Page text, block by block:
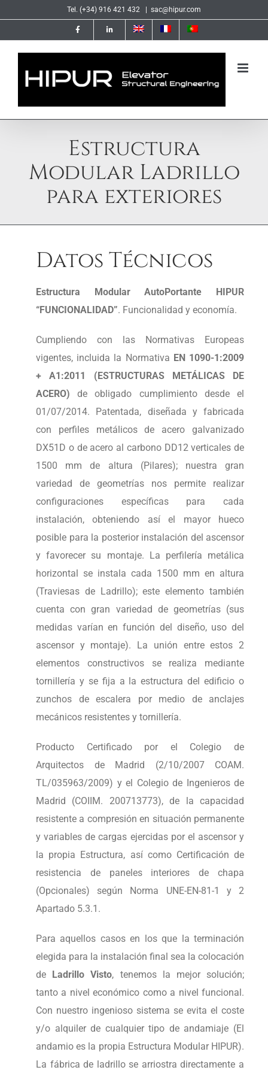
contenido
Tel. (+34) 916 421 432 sac@hipur.com
Estructura
Modular Ladrillo
para exteriores
Datos Técnicos
Estructura Modular AutoPortante HIPUR
“FUNCIONALIDAD”. Funcionalidad y economía.
Cumpliendo con las Normativas Europeas
vigentes, incluida la Normativa EN 1090-1:2009
+ A1:2011 (ESTRUCTURAS METÁLICAS DE
ACERO) de obligado cumplimiento desde el
01/07/2014. Patentada, diseñada y fabricada
con perfiles metálicos de acero galvanizado
DX51D o de acero al carbono DD12 verticales de
1500 mm de altura (Pilares); nuestra gran
variedad de geometrías nos permite realizar
configuraciones específicas para cada
instalación, obteniendo así el mayor hueco
posible para la posterior instalación del ascensor
y favorecer su montaje. La perfilería metálica
horizontal se instala cada 1500 mm en altura
(Traviesas de Ladrillo); este elemento también
cuenta con gran variedad de geometrías (sus
medidas varían en función del diseño, uso del
ascensor y montaje). La unión entre estos 2
elementos constructivos se realiza mediante
tornillería y se fija a la estructura del edificio o
zunchos de escalera por medio de anclajes
mecánicos resistentes y tornillería.
Producto Certificado por el Colegio de
Arquitectos de Madrid (2/10/2007 COAM.
TL/035963/2009) y el Colegio de Ingenieros de
Madrid (COIIM. 200713773), de la capacidad
resistente a compresión en situación permanente
y variables de cargas ejercidas por el ascensor y
la propia Estructura, así como Certificación de
resistencia de paneles interiores de chapa
(Opcionales) según Norma UNE-EN-81-1 y 2
Apartado 5.3.1.
Para aquellos casos en los que la terminación
elegida para la instalación final sea la colocación
de Ladrillo Visto, tenemos la mejor solución;
tanto a nivel económico como a nivel funcional.
Con nuestro ingenioso sistema se evita el coste
y/o alquiler de cualquier tipo de andamiaje (El
andamio es la propia Estructura Modular HIPUR).
La fábrica de ladrillo se arriostra directamente a